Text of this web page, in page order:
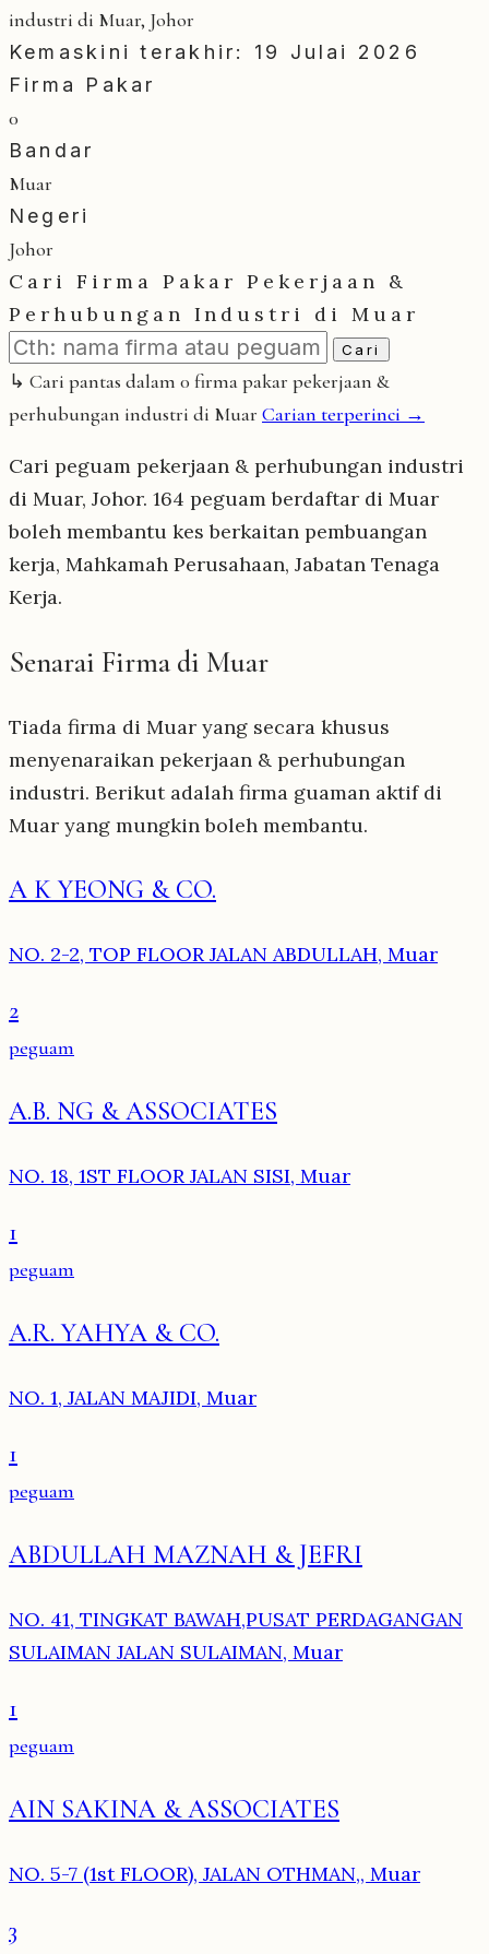
industri di Muar, Johor
Kemaskini terakhir: 19 Julai 2026
Firma Pakar
0
Bandar
Muar
Negeri
Johor
Cari Firma Pakar Pekerjaan &
Perhubungan Industri di Muar
Cari
↳ Cari pantas dalam 0 firma pakar pekerjaan &
perhubungan industri di Muar Carian terperinci →
Cari peguam pekerjaan & perhubungan industri
di Muar, Johor. 164 peguam berdaftar di Muar
boleh membantu kes berkaitan pembuangan
kerja, Mahkamah Perusahaan, Jabatan Tenaga
Kerja.
Senarai Firma di Muar
Tiada firma di Muar yang secara khusus
menyenaraikan pekerjaan & perhubungan
industri. Berikut adalah firma guaman aktif di
Muar yang mungkin boleh membantu.
A K YEONG & CO.
NO. 2-2, TOP FLOOR JALAN ABDULLAH, Muar
2
peguam
A.B. NG & ASSOCIATES
NO. 18, 1ST FLOOR JALAN SISI, Muar
1
peguam
A.R. YAHYA & CO.
NO. 1, JALAN MAJIDI, Muar
1
peguam
ABDULLAH MAZNAH & JEFRI
NO. 41, TINGKAT BAWAH,PUSAT PERDAGANGAN
SULAIMAN JALAN SULAIMAN, Muar
1
peguam
AIN SAKINA & ASSOCIATES
NO. 5-7 (1st FLOOR), JALAN OTHMAN,, Muar
3